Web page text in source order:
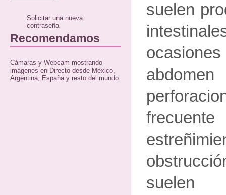
Solicitar una nueva
contraseña
Recomendamos
Cámaras y Webcam mostrando
imágenes en Directo desde México,
Argentina, España y resto del mundo.
suelen
suelen